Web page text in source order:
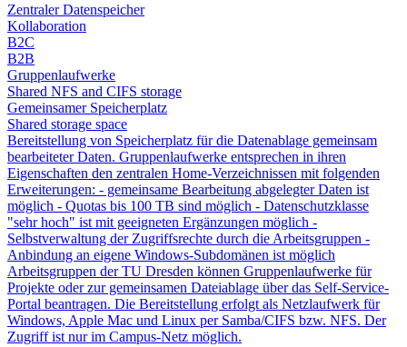
Zentraler Datenspeicher
Kollaboration
B2C
B2B
Gruppenlaufwerke
Shared NFS and CIFS storage
Gemeinsamer Speicherplatz
Shared storage space
Bereitstellung von Speicherplatz für die Datenablage gemeinsam
bearbeiteter Daten. Gruppenlaufwerke entsprechen in ihren
Eigenschaften den zentralen Home-Verzeichnissen mit folgenden
Erweiterungen: - gemeinsame Bearbeitung abgelegter Daten ist
möglich - Quotas bis 100 TB sind möglich - Datenschutzklasse
"sehr hoch" ist mit geeigneten Ergänzungen möglich -
Selbstverwaltung der Zugriffsrechte durch die Arbeitsgruppen -
Anbindung an eigene Windows-Subdomänen ist möglich
Arbeitsgruppen der TU Dresden können Gruppenlaufwerke für
Projekte oder zur gemeinsamen Dateiablage über das Self-Service-
Portal beantragen. Die Bereitstellung erfolgt als Netzlaufwerk für
Windows, Apple Mac und Linux per Samba/CIFS bzw. NFS. Der
Zugriff ist nur im Campus-Netz möglich.